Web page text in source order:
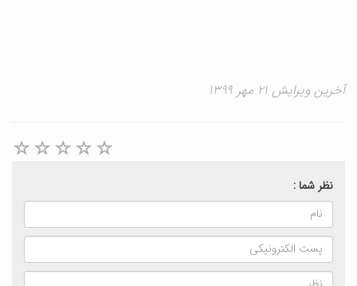
آخرین ویرایش ۲۱ مهر ۱۳۹۹
نظر شما :